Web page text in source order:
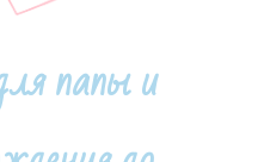
папы и